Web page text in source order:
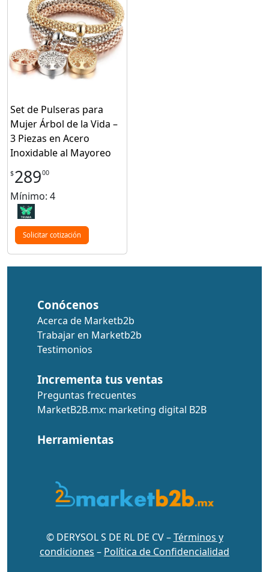
Set de Pulseras para
Mujer Árbol de la Vida –
3 Piezas en Acero
Inoxidable al Mayoreo
$28900
Mínimo: 4
Solicitar cotización
Conócenos
Acerca de Marketb2b
Trabajar en Marketb2b
Testimonios
Incrementa tus ventas
Preguntas frecuentes
MarketB2B.mx: marketing digital B2B
Herramientas
© DERYSOL S DE RL DE CV –Términos y
condiciones – Política de Confidencialidad